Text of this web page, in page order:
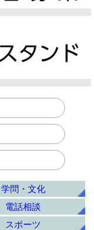
学問・文化
電話相談
スポーツ